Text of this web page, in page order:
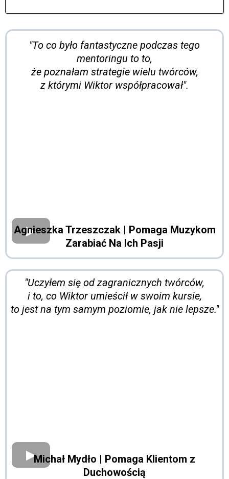
"To co było fantastyczne podczas tego
mentoringu to to,
że poznałam strategie wielu twórców,
z którymi Wiktor współpracował".
Agnieszka Trzeszczak| Pomaga Muzykom
Zarabiać Na Ich Pasji
"Uczyłem się od zagranicznych twórców,
i to, co Wiktor umieścił w swoim kursie,
to jest na tym samym poziomie, jak nie lepsze."
Michał Mydło | Pomaga Klientom z
Duchowością